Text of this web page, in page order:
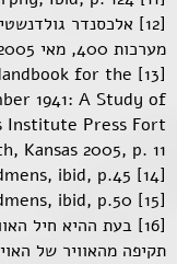
[12] אלכסנדר
מערכות 400, מאי 2005, עמ' 35-36. וכן Murphy, Ibid, p. 145.
for the
1941: A Study of
Institute Press Fort
Kansas 2005, p. 11.
[14] Gudmens, ibid, p.45.
[15] Gudmens, ibid, p.50.
[16] בעת ההיא חיל
תקיפה מהאוויר של